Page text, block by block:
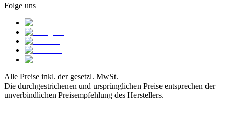
Folge uns
Alle Preise inkl. der gesetzl. MwSt.
Die durchgestrichenen und ursprünglichen Preise entsprechen der
unverbindlichen Preisempfehlung des Herstellers.